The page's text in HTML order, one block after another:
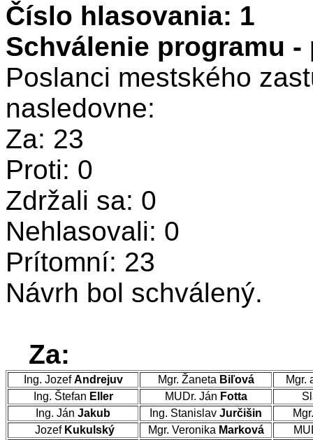
Číslo hlasovania: 1
Schválenie programu
Poslanci mestského
nasledovne:
Za: 23
Proti: 0
Zdržali sa: 0
Nehlasovali: 0
Prítomní: 23
Návrh bol schválený.
Za:
Ing. JozefAndrejuv Mgr. Žaneta Biľová
Mgr.
Ing. Štefan Eller MUDr. Ján Fotta
Ing. Ján Jakub Ing. Stanislav Jurčišin
Jozef Kukulský Mgr. Veronika Marková